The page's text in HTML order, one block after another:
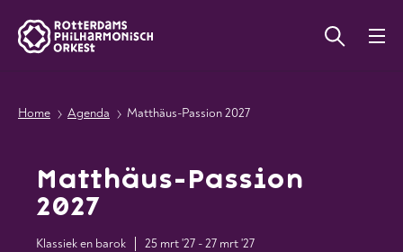
Home Agenda Matthäus-Passion 2027
Matthäus-Passion
2027
Klassiek en barok 25 mrt '27 - 27 mrt '27